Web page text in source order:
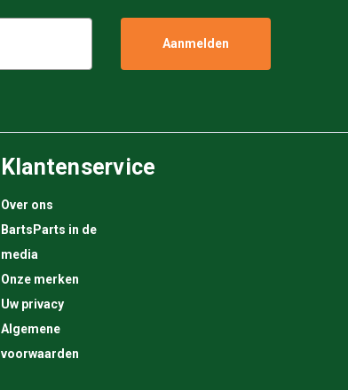
Klantenservice
Over ons
BartsParts in de
media
Onze merken
Uw privacy
Algemene
voorwaarden